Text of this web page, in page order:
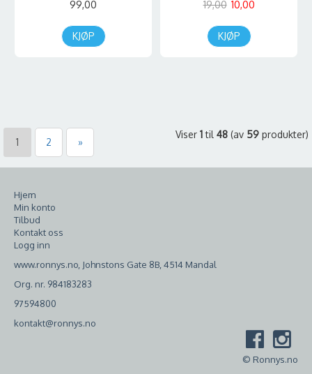
99,00
KJØP
19,00 10,00
KJØP
1 2 »
Viser 1til 48 (av 59 produkter)
Hjem
Min konto
Tilbud
Kontakt oss
Logg inn
www.ronnys.no, Johnstons Gate 8B, 4514 Mandal
Org. nr. 984183283
97594800
kontakt@ronnys.no
© Ronnys.no